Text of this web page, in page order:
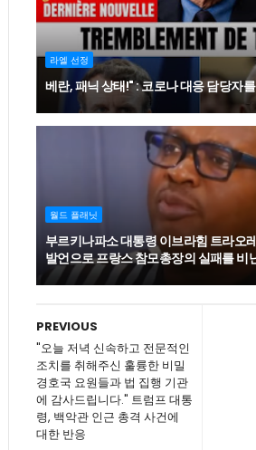
라엘 선정
베란, 패닉 상태!" : 코로나 대응 담당자
월드 플래닛
부르키나파소 대통령 이브라힘 트라오
발언으로 프랑스 참모총장의 실패를 비
PREVIOUS
"오늘 저녁 신속하고 전문적인
조치를 취해주신 훌륭한 비밀
경호국 요원들과 법 집행 기관
에 감사드립니다." 트럼프 대통
령, 백악관 인근 총격 사건에
대한 반응